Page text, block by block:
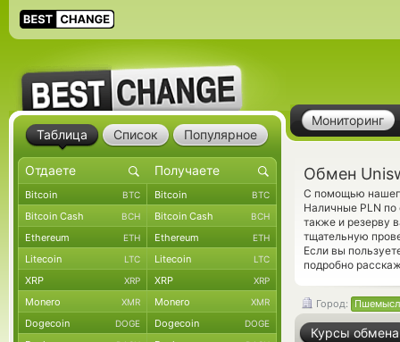
Мониторинг
Обмен
С помощью
Наличные PLN
также и резерву
тщательную
Если вы
подробно
Город:
Курсы обмена
Таблица Список Популярное
Bitcoin BTC Bitcoin BTC
Bitcoin Cash BCH Bitcoin Cash BCH
Ethereum ETH Ethereum ETH
Litecoin LTC Litecoin LTC
XRP XRP XRP XRP
Monero XMR Monero XMR
Dogecoin DOGE Dogecoin DOGE